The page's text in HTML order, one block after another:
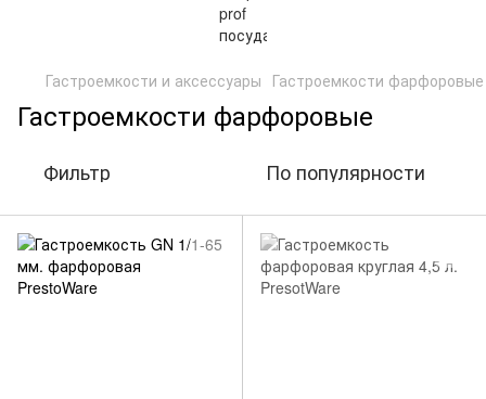
Гастроемкости и аксессуары Гастроемкости фарфоровые
Гастроемкости фарфоровые
Фильтр По популярности